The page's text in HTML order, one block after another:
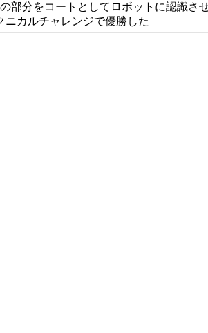
部分をコートとしてロボットに認識
ニカルチャレンジで優勝した